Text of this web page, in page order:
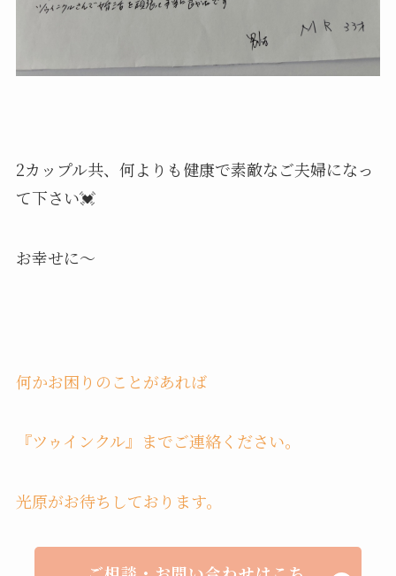
2カップル共、何よりも健康で素敵なご夫婦になっ
て下さい💓
お幸せに〜
何かお困りのことがあれば
『ツゥインクル』までご連絡ください。
光原がお待ちしております。